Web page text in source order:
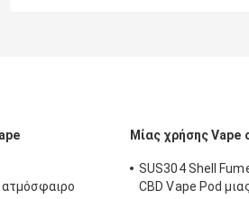
ατμόσφαιρο
Μίας χρήσης Vape
SUS304 Shell
CBD Vape Pod